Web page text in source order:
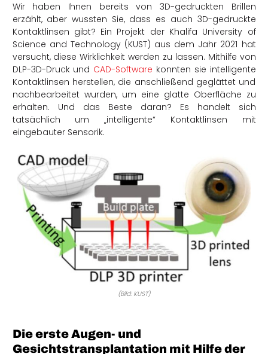
Wir haben Ihnen bereits von 3D-gedruckten Brillen
erzählt, aber wussten Sie, dass es auch 3D-gedruckte
Kontaktlinsen gibt? Ein Projekt der Khalifa University of
Science and Technology (KUST) aus dem Jahr 2021 hat
versucht, diese Wirklichkeit werden zu lassen. Mithilfe von
DLP-3D-Druck und CAD-Software konnten sie intelligente
Kontaktlinsen herstellen, die anschließend geglättet und
nachbearbeitet wurden, um eine glatte Oberfläche zu
erhalten. Und das Beste daran? Es handelt sich
tatsächlich um „intelligente“ Kontaktlinsen mit
eingebauter Sensorik.
(Bild: KUST)
Die erste Augen- und
Gesichtstransplantation mit Hilfe der